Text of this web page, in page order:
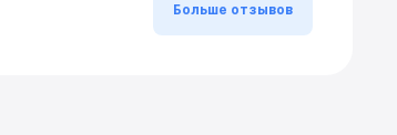
Больше отзывов